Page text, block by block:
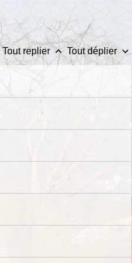
Tout replierkeyboard_arrow_up Tout déplierkeyboard_arrow_down